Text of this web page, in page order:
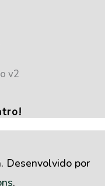
Desenvolvido por
.